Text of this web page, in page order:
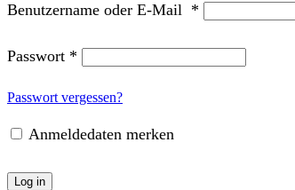
Benutzername oder E-Mail *
Passwort *
Passwort vergessen?
Anmeldedaten merken
Log in